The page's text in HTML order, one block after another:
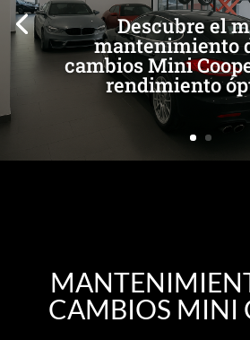
Descubre el
mantenimiento
cambios Mini
rendimiento
CAMBIOS MINI